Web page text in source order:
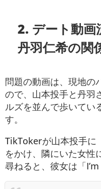
2. デート動画
丹羽仁希の関
問題の動画は、現地の
ので、山本投手と丹羽
ルズを並んで歩いてい
す。
TikTokerが山本投手
をかけ、隣にいた女性
尋ねると、彼女は「